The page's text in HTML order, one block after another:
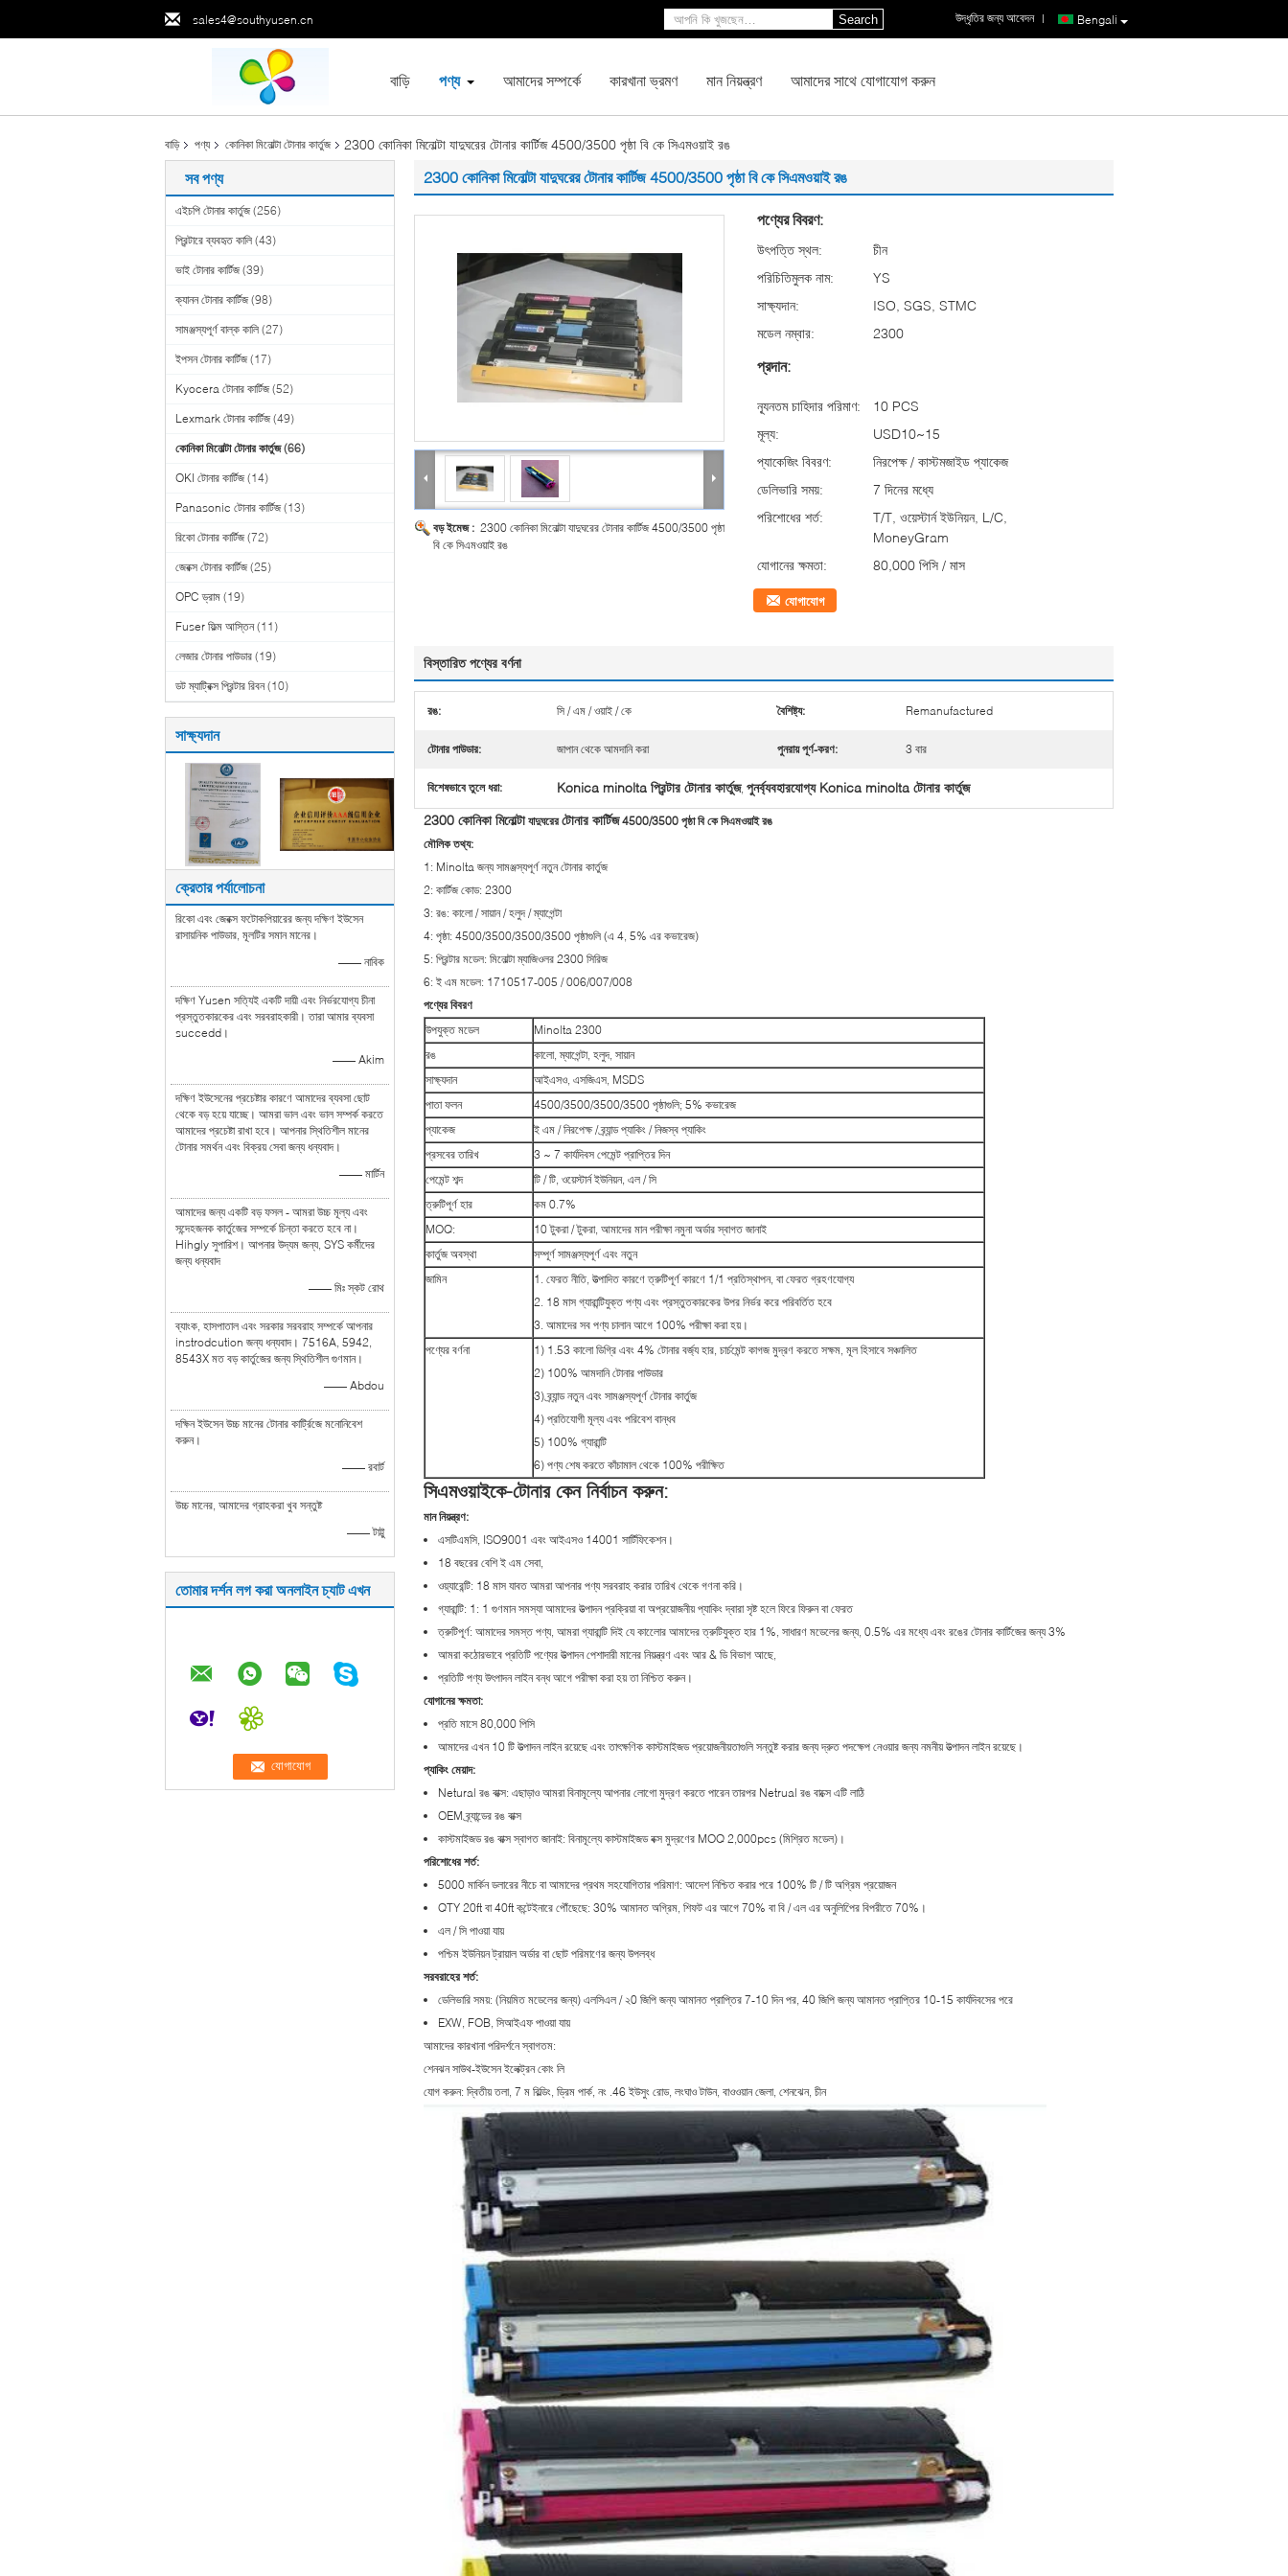
sales4@southyusen.cn Bengali
উদ্ধৃতির জন্য আবেদন |
Search
বাড়ি পণ্য আমাদের সম্পর্কে কারখানা ভ্রমণ মান নিয়ন্ত্রণ আমাদের সাথে যোগাযোগ করুন
বাড়ি পণ্য কোনিকা মিনোল্টা টোনার কার্তুজ 2300 কোনিকা মিনোল্টা যাদুঘরের টোনার কার্টিজ 4500/3500 পৃষ্ঠা বি কে সিএমওয়াই রঙ
সব পণ্য
এইচপি টোনার কার্তুজ (256)
প্রিন্টারে ব্যবহৃত কালি (43)
ভাই টোনার কার্টিজ (39)
ক্যানন টোনার কার্টিজ (98)
সামঞ্জস্যপূর্ণ বাল্ক কালি (27)
ইপসন টোনার কার্টিজ (17)
Kyocera টোনার কার্টিজ (52)
Lexmark টোনার কার্টিজ (49)
কোনিকা মিনোল্টা টোনার কার্তুজ (66)
OKI টোনার কার্টিজ (14)
Panasonic টোনার কার্টিজ (13)
রিকো টোনার কার্টিজ (72)
জেরক্স টোনার কার্টিজ (25)
OPC ড্রাম (19)
Fuser ফিল্ম আস্তিন (11)
লেজার টোনার পাউডার (19)
ডট ম্যাট্রিক্স প্রিন্টার রিবন (10)
সাক্ষ্যদান
ক্রেতার পর্যালোচনা
রিকো এবং জেরক্স ফটোকপিয়ারের জন্য দক্ষিণ ইউসেন
রাসায়নিক পাউডার, মূলটির সমান মানের।
—— নাবিক
দক্ষিণ Yusen সত্যিই একটি দায়ী এবং নির্ভরযোগ্য চীনা
প্রস্তুতকারকের এবং সরবরাহকারী। তারা আমার ব্যবসা
succedd।
—— Akim
দক্ষিণ ইউসেনের প্রচেষ্টার কারণে আমাদের ব্যবসা ছোট
থেকে বড় হয়ে যাচ্ছে। আমরা ভাল এবং ভাল সম্পর্ক করতে
আমাদের প্রচেষ্টা রাখা হবে। আপনার স্থিতিশীল মানের
টোনার সমর্থন এবং বিক্রয় সেবা জন্য ধন্যবাদ।
—— মার্টিন
আমাদের জন্য একটি বড় ফসল - আমরা উচ্চ মূল্য এবং
সন্দেহজনক কার্তুজের সম্পর্কে চিন্তা করতে হবে না।
Hihgly সুপারিশ। আপনার উদ্যম জন্য, SYS কর্মীদের
জন্য ধন্যবাদ
—— মিঃ স্কট রোথ
ব্যাংক, হাসপাতাল এবং সরকার সরবরাহ সম্পর্কে আপনার
instrodcution জন্য ধন্যবাদ। 7516A, 5942,
8543X মত বড় কার্তুজের জন্য স্থিতিশীল গুণমান।
—— Abdou
দক্ষিন ইউসেন উচ্চ মানের টোনার কার্ট্রিজে মনোনিবেশ
করুন।
—— রবার্ট
উচ্চ মানের, আমাদের গ্রাহকরা খুব সন্তুষ্ট
—— টাট্টু
তোমার দর্শন লগ করা অনলাইন চ্যাট এখন
2300 কোনিকা মিনোল্টা যাদুঘরের টোনার কার্টিজ 4500/3500 পৃষ্ঠা বি কে সিএমওয়াই রঙ
বড় ইমেজ : 2300 কোনিকা মিনোল্টা যাদুঘরের টোনার কার্টিজ 4500/3500 পৃষ্ঠা
বি কে সিএমওয়াই রঙ
পণ্যের বিবরণ:
উৎপত্তি স্থল:
চীন
পরিচিতিমুলক নাম:
YS
সাক্ষ্যদান:
ISO, SGS, STMC
মডেল নম্বার:
2300
প্রদান:
ন্যূনতম চাহিদার পরিমাণ:
10 PCS
মূল্য:
USD10~15
প্যাকেজিং বিবরণ:
নিরপেক্ষ / কাস্টমজাইড প্যাকেজ
ডেলিভারি সময়:
7 দিনের মধ্যে
পরিশোধের শর্ত:
T/T, ওয়েস্টার্ন ইউনিয়ন, L/C,
MoneyGram
যোগানের ক্ষমতা:
80,000 পিসি / মাস
যোগাযোগ
বিস্তারিত পণ্যের বর্ণনা
রঙ: সি / এম / ওয়াই / কে বৈশিষ্ট্য: Remanufactured
টোনার পাউডার: জাপান থেকে আমদানি করা পুনরায় পূর্ণ-করণ: 3 বার
বিশেষভাবে তুলে ধরা: Konica minolta প্রিন্টার টোনার কার্তুজ, পুনর্ব্যবহারযোগ্য Konica minolta টোনার কার্তুজ
2300 কোনিকা মিনোল্টাযাদুঘরেরটোনার কার্টিজ4500/3500 পৃষ্ঠা বি কে সিএমওয়াই রঙ
মৌলিক তথ্য:
1: Minolta জন্য সামঞ্জস্যপূর্ণ নতুন টোনার কার্তুজ
2: কার্টিজ কোড: 2300
3: রঙ: কালো / সায়ান / হলুদ / ম্যাগেন্টা
4: পৃষ্ঠা: 4500/3500/3500/3500 পৃষ্ঠাগুলি (এ 4, 5% এর কভারেজ)
5: প্রিন্টার মডেল: মিনোল্টা ম্যাজিওলর 2300 সিরিজ
6: ই এম মডেল: 1710517-005 / 006/007/008
পণ্যের বিবরণ
উপযুক্ত মডেল
Minolta 2300
রঙ
কালো, ম্যাগেন্টা, হলুদ, সায়ান
সাক্ষ্যদান
আইএসও, এসজিএস, MSDS
পাতা ফলন
4500/3500/3500/3500 পৃষ্ঠাগুলি; 5% কভারেজ
প্যাকেজ
ই এম / নিরপেক্ষ / ব্র্যান্ড প্যাকিং / নিজস্ব প্যাকিং
প্রসবের তারিখ
3 ~ 7 কার্যদিবস পেমেন্ট প্রাপ্তির দিন
পেমেন্ট শব্দ
টি / টি, ওয়েস্টার্ন ইউনিয়ন, এল / সি
ত্রুটিপূর্ণ হার
কম 0.7%
MOQ:
10 টুকরা / টুকরা, আমাদের মান পরীক্ষা নমুনা অর্ডার স্বাগত জানাই
কার্তুজ অবস্থা
সম্পূর্ণ সামঞ্জস্যপূর্ণ এবং নতুন
জামিন
1. ফেরত নীতি, উত্পাদিত কারণে ত্রুটিপূর্ণ কারণে 1/1 প্রতিস্থাপন, বা ফেরত গ্রহণযোগ্য
2. 18 মাস গ্যারান্টিযুক্ত পণ্য এবং প্রস্তুতকারকের উপর নির্ভর করে পরিবর্তিত হবে
3. আমাদের সব পণ্য চালান আগে 100% পরীক্ষা করা হয়।
পণ্যের বর্ণনা
1) 1.53 কালো ডিগ্রি এবং 4% টোনার বর্জ্য হার, চার্চমেন্ট কাগজ মুদ্রণ করতে সক্ষম, মূল হিসাবে সঞ্চালিত
2) 100% আমদানি টোনার পাউডার
3) ব্র্যান্ড নতুন এবং সামঞ্জস্যপূর্ণ টোনার কার্তুজ
4) প্রতিযোগী মূল্য এবং পরিবেশ বান্ধব
5) 100% গ্যারান্টি
6) পণ্য শেষ করতে কাঁচামাল থেকে 100% পরীক্ষিত
সিএমওয়াইকে-টোনার কেন নির্বাচন করুন:
মান নিয়ন্ত্রণ:
এসটিএমসি, ISO9001 এবং আইএসও 14001 সার্টিফিকেশন।
18 বছরের বেশি ই এম সেবা,
ওয়্যারেন্টি: 18 মাস যাবত আমরা আপনার পণ্য সরবরাহ করার তারিখ থেকে গণনা করি।
গ্যারান্টি: 1: 1 গুণমান সমস্যা আমাদের উত্পাদন প্রক্রিয়া বা অপ্রয়োজনীয় প্যাকিং দ্বারা সৃষ্ট হলে ফিরে ফিরুন বা ফেরত
ত্রুটিপূর্ণ: আমাদের সমস্ত পণ্য, আমরা গ্যারান্টি দিই যে কালোের আমাদের ত্রুটিযুক্ত হার 1%, সাধারণ মডেলের জন্য, 0.5% এর মধ্যে এবং রঙের টোনার কার্টিজের জন্য 3%
আমরা কঠোরভাবে প্রতিটি পণ্যের উত্পাদন পেশাদারী মানের নিয়ন্ত্রণ এবং আর & ডি বিভাগ আছে,
প্রতিটি পণ্য উৎপাদন লাইন বন্ধ আগে পরীক্ষা করা হয় তা নিশ্চিত করুন।
যোগানের ক্ষমতা:
প্রতি মাসে 80,000 পিসি
আমাদের এখন 10 টি উত্পাদন লাইন রয়েছে এবং তাৎক্ষণিক কাস্টমাইজড প্রয়োজনীয়তাগুলি সন্তুষ্ট করার জন্য দ্রুত পদক্ষেপ নেওয়ার জন্য নমনীয় উত্পাদন লাইন রয়েছে।
প্যাকিং মেয়াদ:
Netural রঙ বাক্স: এছাড়াও আমরা বিনামূল্যে আপনার লোগো মুদ্রণ করতে পারেন তারপর Netrual রঙ বাক্সে এটি লাঠি
OEM ব্র্যান্ডের রঙ বাক্স
কাস্টমাইজড রঙ বাক্স স্বাগত জানাই: বিনামূল্যে কাস্টমাইজড বক্স মুদ্রণের MOQ 2,000pcs (মিশ্রিত মডেল)।
পরিশোধের শর্ত:
5000 মার্কিন ডলারের নীচে বা আমাদের প্রথম সহযোগিতার পরিমাণ: আদেশ নিশ্চিত করার পরে 100% টি / টি অগ্রিম প্রয়োজন
QTY 20ft বা 40ft কন্টেইনারে পৌঁছেছে: 30% আমানত অগ্রিম, শিফট এর আগে 70% বা বি / এল এর অনুলিপিের বিপরীতে 70%।
এল / সি পাওয়া যায়
পশ্চিম ইউনিয়ন ট্রায়াল অর্ডার বা ছোট পরিমাণের জন্য উপলব্ধ
সরবরাহের শর্ত:
ডেলিভারি সময়: (নিয়মিত মডেলের জন্য) এলসিএল / ২0 জিপি জন্য আমানত প্রাপ্তির 7-10 দিন পর, 40 জিপি জন্য আমানত প্রাপ্তির 10-15 কার্যদিবসের পরে
EXW, FOB, সিআইএফ পাওয়া যায়
আমাদের কারখানা পরিদর্শনে স্বাগতম:
শেনঝন সাউথ-ইউসেন ইলেক্ট্রন কোং লি
যোগ করুন: দ্বিতীয় তলা, 7 ম বিল্ডিং, ড্রিম পার্ক, নং .46 ইউসুং রোড, লংঘাও টাউন, বাওওয়ান জেলা, শেনঝেন, চীন